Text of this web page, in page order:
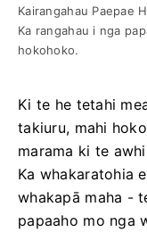
Kairangahau Paepae
Ka rangahau i nga
hokohoko.
Ki te he tetahi
takiuru, mahi
marama ki te
Ka whakaratohia
whakapā maha -
papaaho mo nga